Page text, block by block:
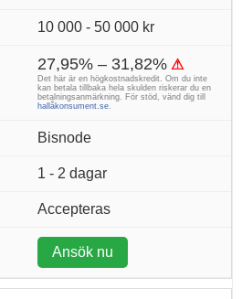
10 000 - 50 000 kr
27,95% – 31,82% ⚠
Det här är en högkostnadskredit. Om du inte
kan betala tillbaka hela skulden riskerar du en
betalningsanmärkning. För stöd, vänd dig till
hallåkonsument.se
Bisnode
1 - 2 dagar
Accepteras
Ansök nu